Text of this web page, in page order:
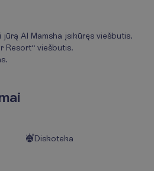
Al Mamsha įsikūręs viešbutis.
Resort“ viešbutis.
ai
Diskoteka